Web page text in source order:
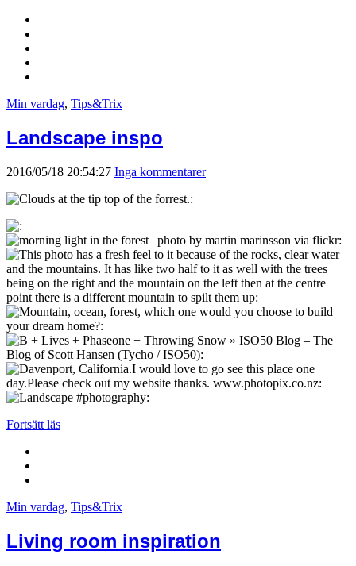
Min vardag, Tips&Trix
Landscape inspo
2016/05/18 20:54:27 Inga kommentarer
Fortsätt läs
Min vardag, Tips&Trix
Living room inspiration